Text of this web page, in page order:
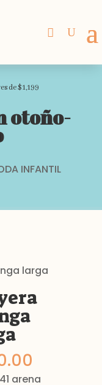
de $1,199
otoño-
INFANTIL
larga
arena